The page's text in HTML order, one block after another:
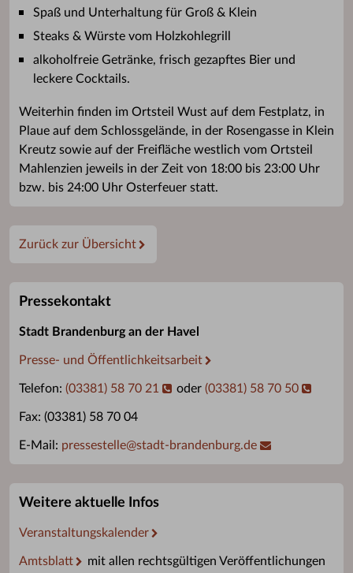
Spaß und Unterhaltung für Groß & Klein
Steaks & Würste vom Holzkohlegrill
alkoholfreie Getränke, frisch gezapftes Bier und
leckere Cocktails.
Weiterhin finden im Ortsteil Wust auf dem Festplatz, in
Plaue auf dem Schlossgelände, in der Rosengasse in Klein
Kreutz sowie auf der Freifläche westlich vom Ortsteil
Mahlenzien jeweils in der Zeit von 18:00 bis 23:00 Uhr
bzw. bis 24:00 Uhr Osterfeuer statt.
Zurück zur Übersicht
Pressekontakt
Stadt Brandenburg an der Havel
Presse- und Öffentlichkeitsarbeit
Telefon: (03381) 58 70 21 oder (03381) 58 70 50
Fax: (03381) 58 70 04
E-Mail: pressestelle@stadt-brandenburg.de
Weitere aktuelle Infos
Veranstaltungskalender
Amtsblatt
mit allen rechtsgültigen Veröffentlichungen